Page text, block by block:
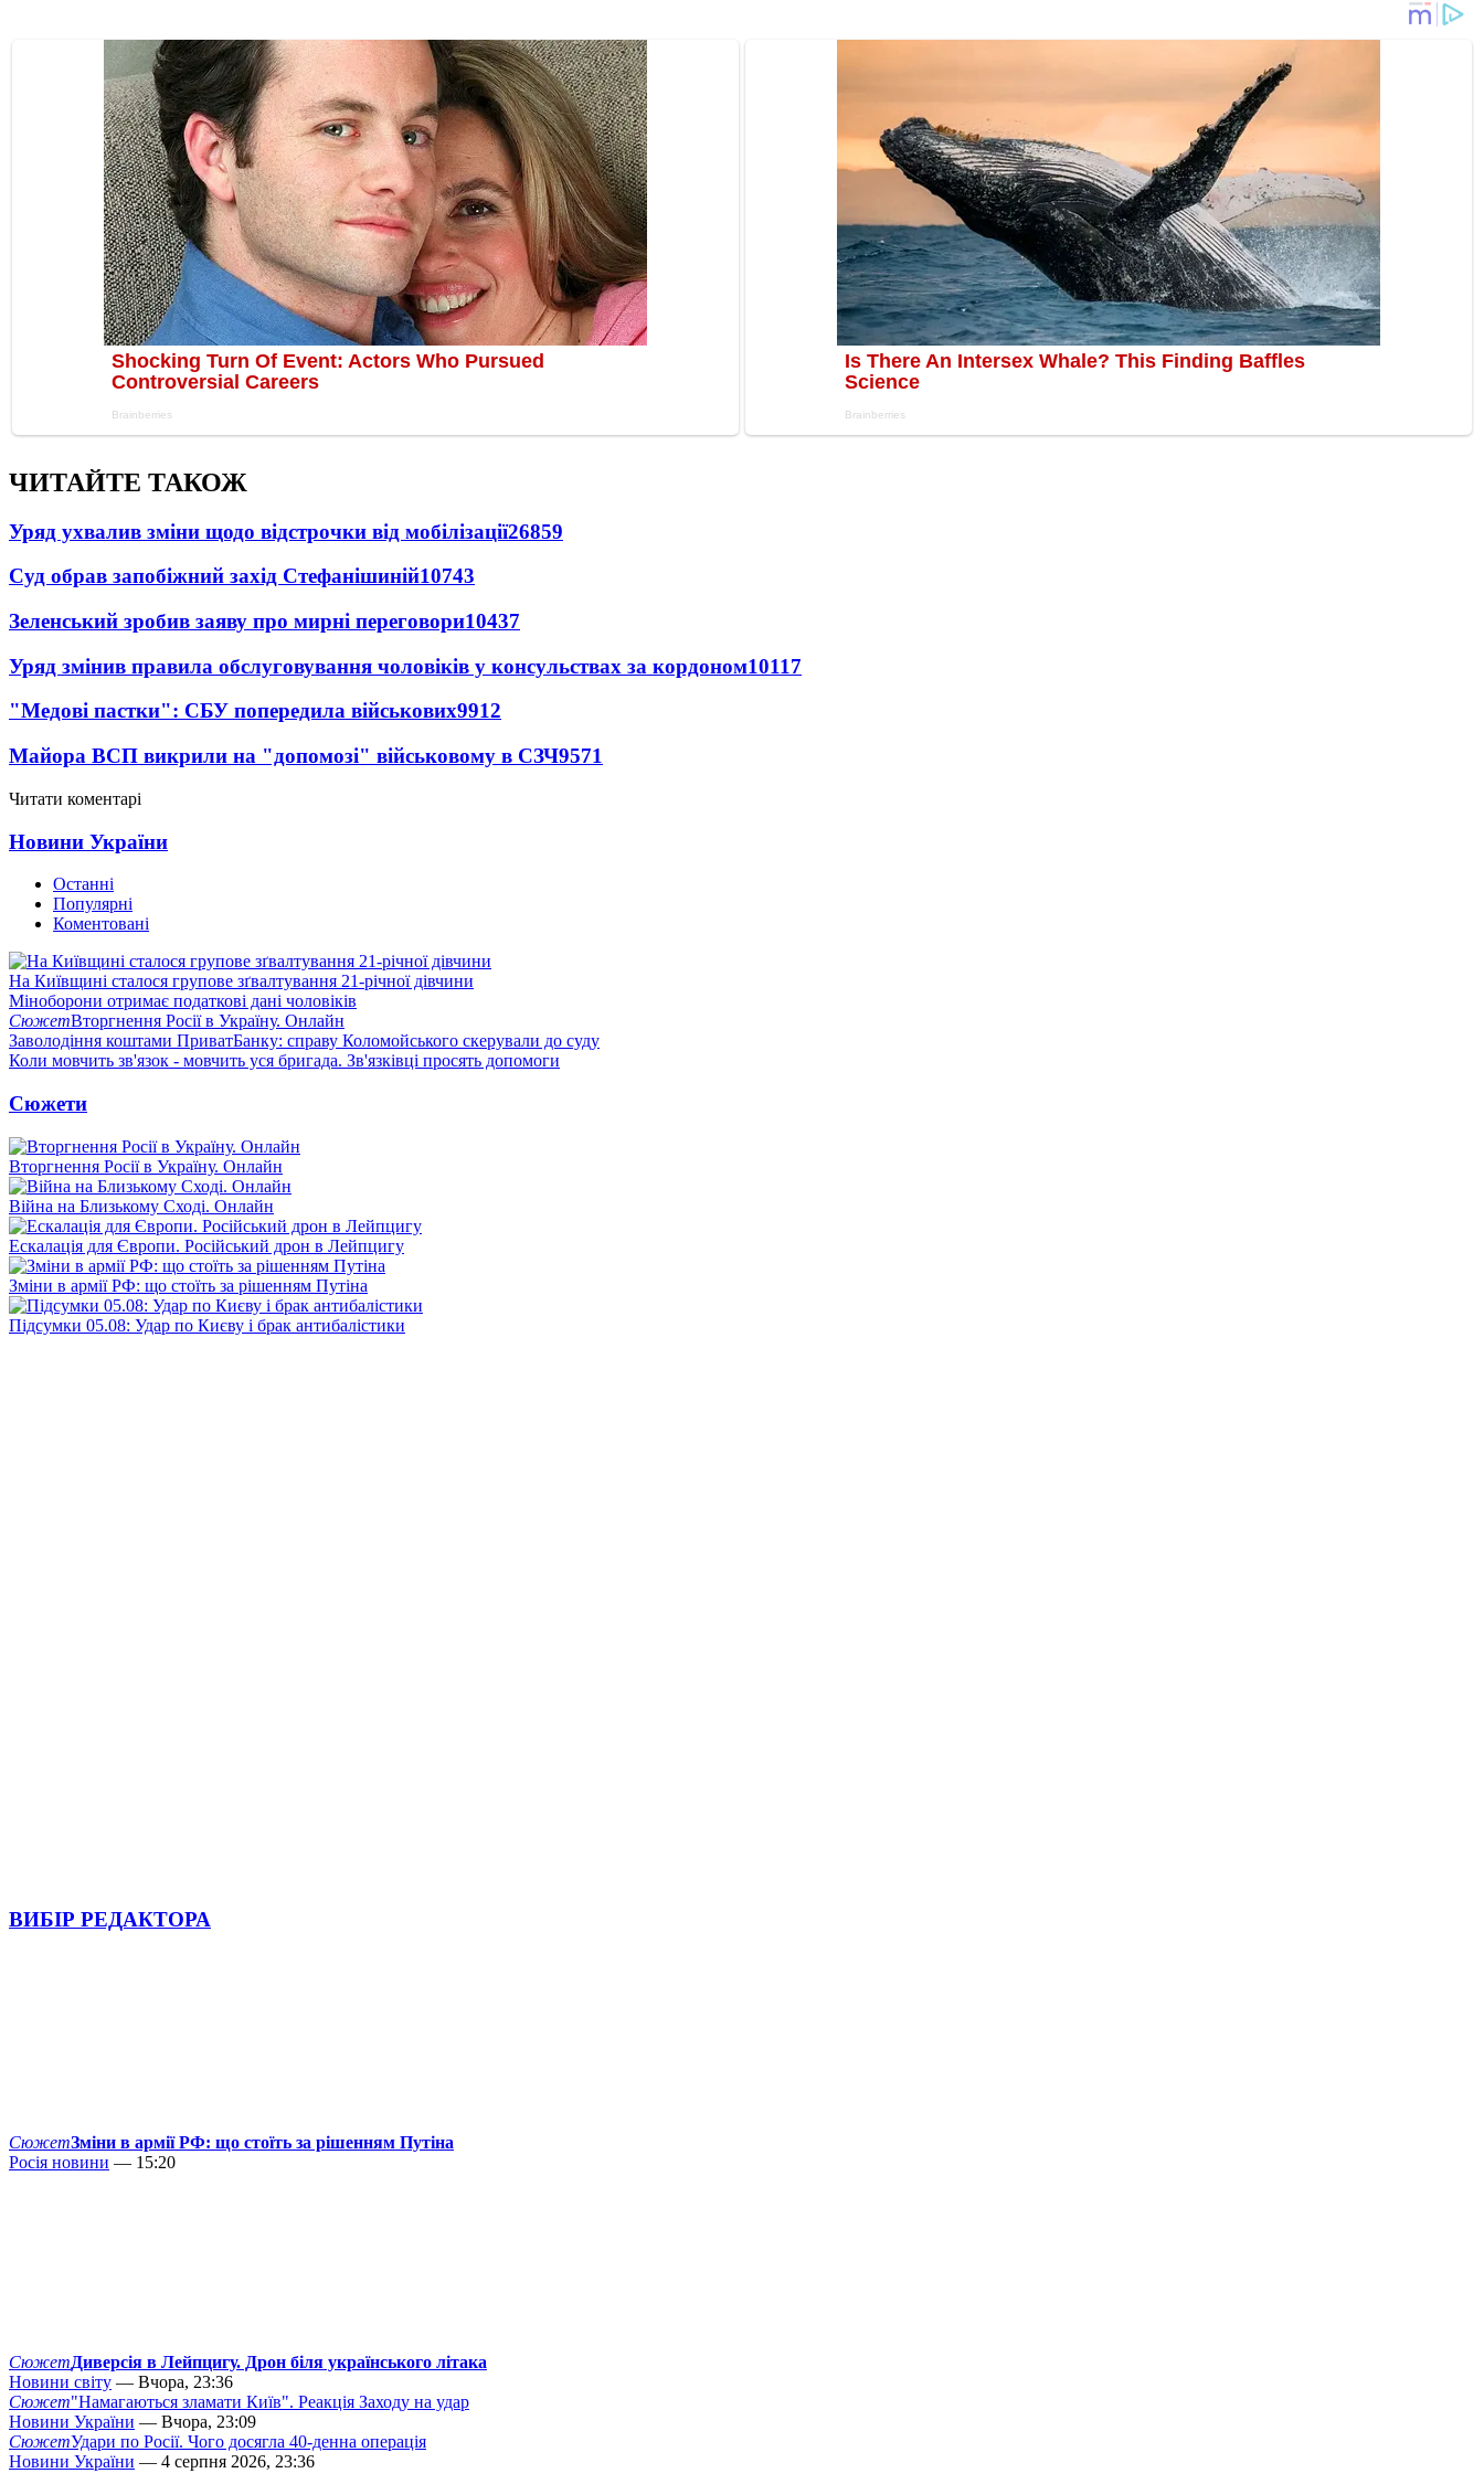
ЧИТАЙТЕ ТАКОЖ
Уряд ухвалив зміни щодо відстрочки від мобілізації26859
Суд обрав запобіжний захід Стефанішиній10743
Зеленський зробив заяву про мирні переговори10437
Уряд змінив правила обслуговування чоловіків у консульствах за кордоном10117
"Медові пастки": СБУ попередила військових9912
Майора ВСП викрили на "допомозі" військовому в СЗЧ9571
Читати коментарі
Новини України
Останні
Популярні
Коментовані
На Київщині сталося групове зґвалтування 21-річної дівчини
Міноборони отримає податкові дані чоловіків
СюжетВторгнення Росії в Україну. Онлайн
Заволодіння коштами ПриватБанку: справу Коломойського скерували до суду
Коли мовчить зв'язок - мовчить уся бригада. Зв'язківці просять допомоги
Сюжети
Вторгнення Росії в Україну. Онлайн
Війна на Близькому Сході. Онлайн
Ескалація для Європи. Російський дрон в Лейпцигу
Зміни в армії РФ: що стоїть за рішенням Путіна
Підсумки 05.08: Удар по Києву і брак антибалістики
ВИБІР РЕДАКТОРА
СюжетЗміни в армії РФ: що стоїть за рішенням Путіна
Росія новини — 15:20
СюжетДиверсія в Лейпцигу. Дрон біля українського літака
Новини світу — Вчора, 23:36
Сюжет"Намагаються зламати Київ". Реакція Заходу на удар
Новини України — Вчора, 23:09
СюжетУдари по Росії. Чого досягла 40-денна операція
Новини України — 4 серпня 2026, 23:36